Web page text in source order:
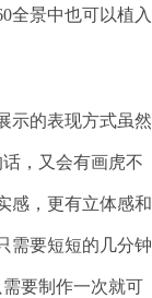
全景中也可以植入
示的表现方式虽然
，又会有画虎不
感，更有立体感和
需要短短的几分钟
要制作一次就可